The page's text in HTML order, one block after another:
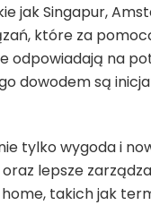
jak Singapur,
które za
odpowiadają na
dowodem są
tylko wygoda i
lepsze
takich jak